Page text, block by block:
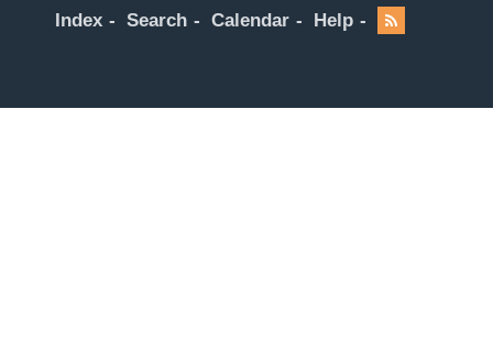
Index Search Calendar Help